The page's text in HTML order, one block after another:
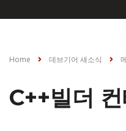
Home 데브기어 새소식
C++빌더